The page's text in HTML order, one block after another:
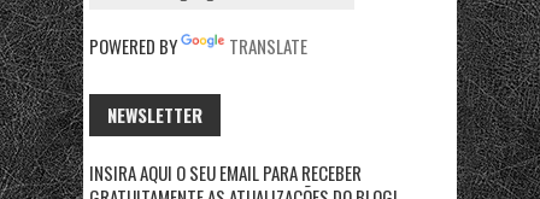
POWERED BY TRANSLATE
NEWSLETTER
INSIRA AQUI O SEU EMAIL PARA RECEBER